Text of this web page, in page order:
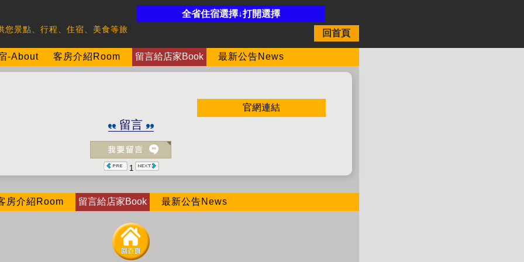
您景點、行程、住宿、美食等旅
全省住宿選擇↓打開選擇
回首頁
-About 客房介紹Room 留言給店家Book 最新公告News
官網連結
留言
1
房介紹Room 留言給店家Book 最新公告News